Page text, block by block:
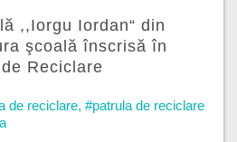
,,Iorgu Iordan“ din
şcoală înscrisă în
Reciclare
de reciclare, #patrula de reciclare